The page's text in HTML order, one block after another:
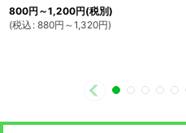
800円 ～1,200円(税別)
(税込 : 880円 ～1,320円)